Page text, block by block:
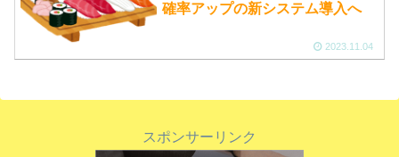
確率アップの新システム導入へ
2023.11.04
スポンサーリンク